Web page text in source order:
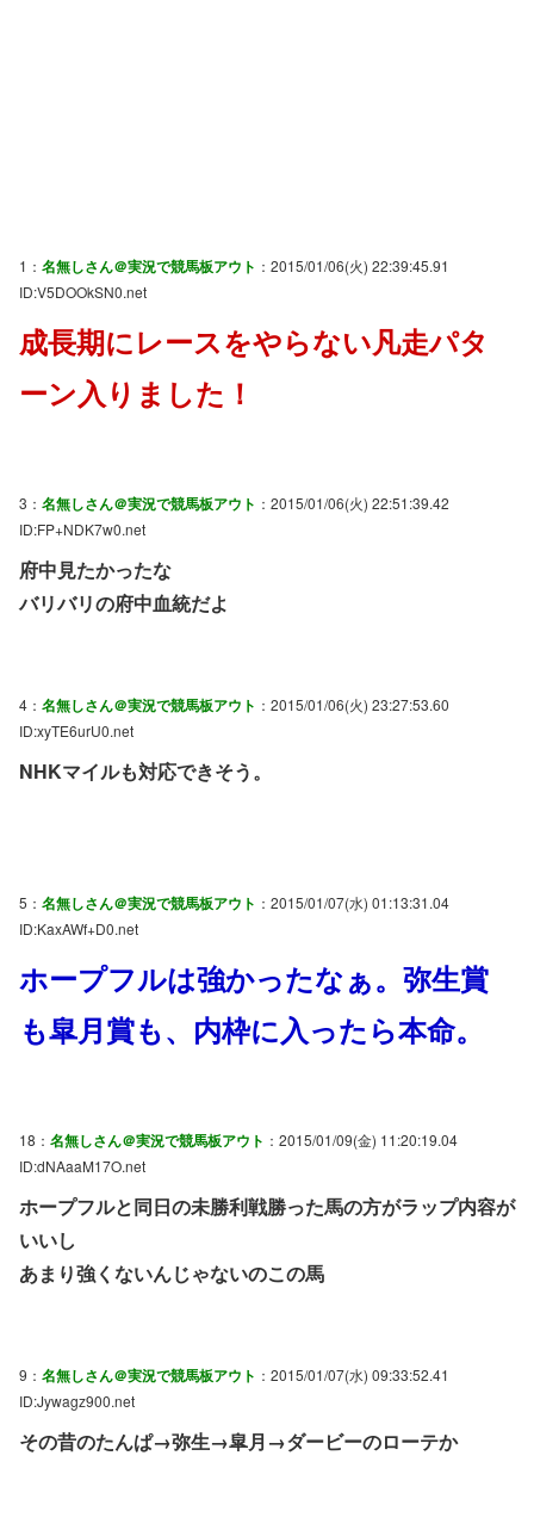
1： 名無しさん＠実況で競馬板アウト ：2015/01/06(火) 22:39:45.91
ID:V5DOOkSN0.net
成長期にレースをやらない凡走パタ
ーン入りました！
3： 名無しさん＠実況で競馬板アウト ：2015/01/06(火) 22:51:39.42
ID:FP+NDK7w0.net
府中見たかったな
バリバリの府中血統だよ
4： 名無しさん＠実況で競馬板アウト ：2015/01/06(火) 23:27:53.60
ID:xyTE6urU0.net
NHKマイルも対応できそう。
5： 名無しさん＠実況で競馬板アウト ：2015/01/07(水) 01:13:31.04
ID:KaxAWf+D0.net
ホープフルは強かったなぁ。弥生賞
も皐月賞も、内枠に入ったら本命。
18： 名無しさん＠実況で競馬板アウト ：2015/01/09(金) 11:20:19.04
ID:dNAaaM17O.net
ホープフルと同日の未勝利戦勝った馬の方がラップ内容が
いいし
あまり強くないんじゃないのこの馬
9： 名無しさん＠実況で競馬板アウト ：2015/01/07(水) 09:33:52.41
ID:Jywagz900.net
その昔のたんぱ→弥生→皐月→ダービーのローテか